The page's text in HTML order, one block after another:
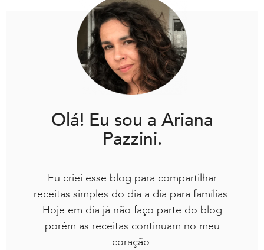
Olá! Eu sou a Ariana
Pazzini.
Eu criei esse blog para compartilhar
receitas simples do dia a dia para famílias.
Hoje em dia já não faço parte do blog
porém as receitas continuam no meu
coração.